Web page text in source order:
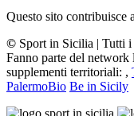
Questo sito contribuisce
© Sport in Sicilia | Tutti
Fanno parte del network
supplementi territoriali: ,
PalermoBio Be in Sicily